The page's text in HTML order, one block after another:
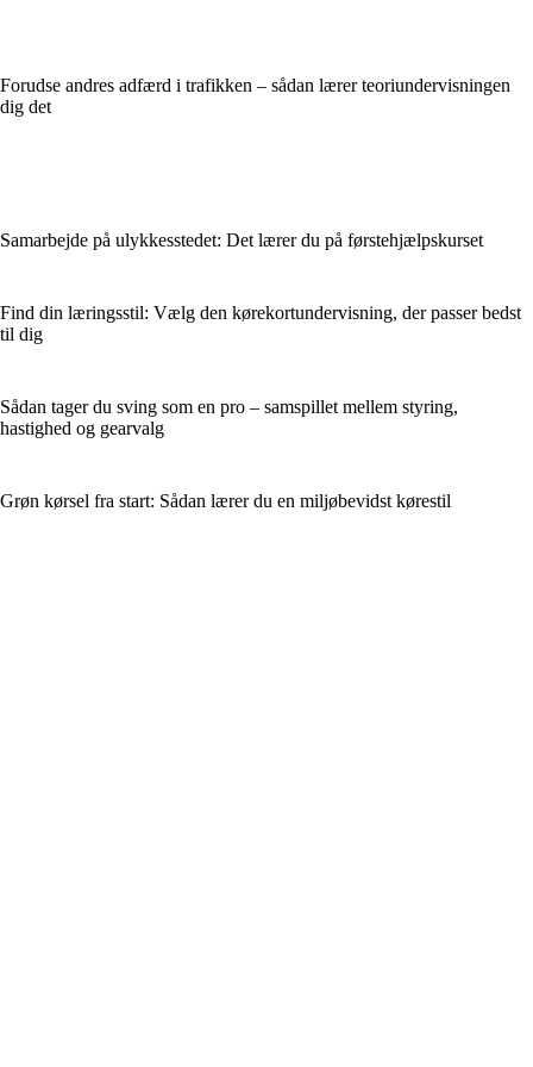
Forudse andres adfærd i trafikken – sådan lærer teoriundervisningen
dig det
Samarbejde på ulykkesstedet: Det lærer du på førstehjælpskurset
Find din læringsstil: Vælg den kørekortundervisning, der passer bedst
til dig
Sådan tager du sving som en pro – samspillet mellem styring,
hastighed og gearvalg
Grøn kørsel fra start: Sådan lærer du en miljøbevidst kørestil